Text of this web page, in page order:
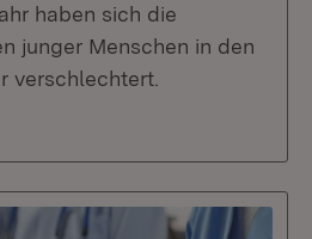
haben sich die
junger Menschen in den
verschlechtert.